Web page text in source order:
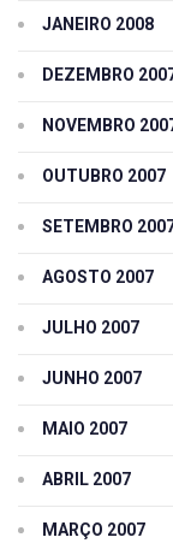
JANEIRO 2008
DEZEMBRO
NOVEMBRO
OUTUBRO 2007
SETEMBRO
AGOSTO 2007
JULHO 2007
JUNHO 2007
MAIO 2007
ABRIL 2007
MARÇO 2007